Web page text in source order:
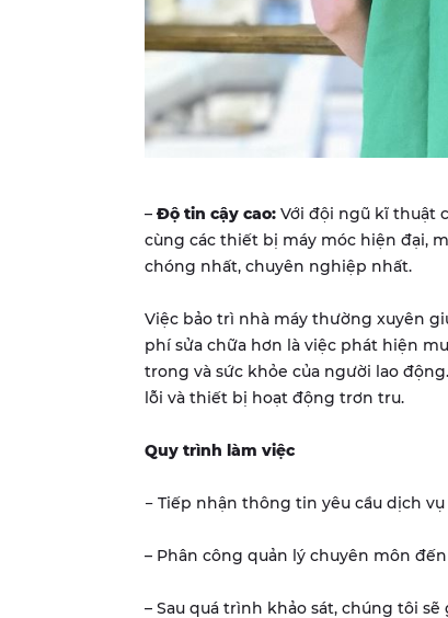
– Độ tin cậy cao: Với đội ngũ kĩ thuật
cùng các thiết bị máy móc hiện đại,
chóng nhất, chuyên nghiệp nhất.
Việc bảo trì nhà máy thường xuyên
phí sửa chữa hơn là việc phát hiện
trong và sức khỏe của người lao
lỗi và thiết bị hoạt động trơn tru.
Quy trình làm việc
− Tiếp nhận thông tin yêu cầu dịch
– Phân công quản lý chuyên môn
– Sau quá trình khảo sát, chúng tôi